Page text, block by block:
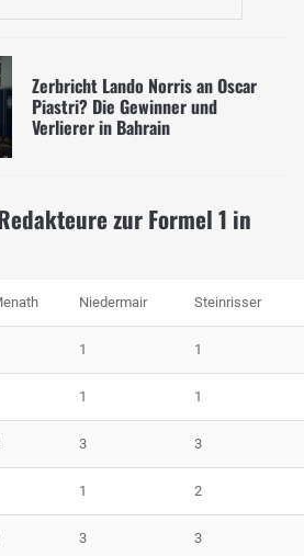
Zerbricht Lando Norris an Oscar
Piastri? Die Gewinner und
Verlierer in Bahrain
zur Formel 1 in
Niedermair Steinrisser
1 1
1 1
3 3
1 2
3 3